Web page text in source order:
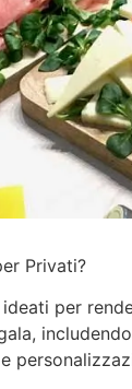
Privati?
per